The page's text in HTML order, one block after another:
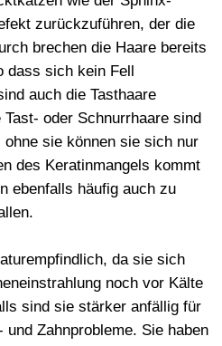
zurückzuführen, der die
brechen die Haare bereits
dass sich kein Fell
auch die Tasthaare
oder Schnurrhaare sind
sie können sie sich nur
des Keratinmangels kommt
ebenfalls häufig auch zu
, da sie sich
noch vor Kälte
sind sie stärker anfällig für
und Zahnprobleme. Sie haben